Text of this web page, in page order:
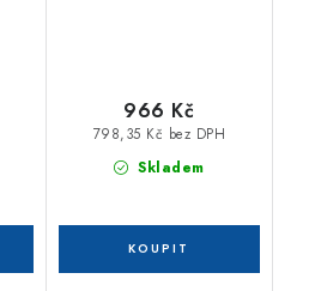
Skladem
798,35 Kč bez DPH
966 Kč